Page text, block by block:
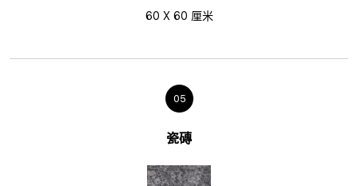
60 X 60 厘米
05
瓷磚